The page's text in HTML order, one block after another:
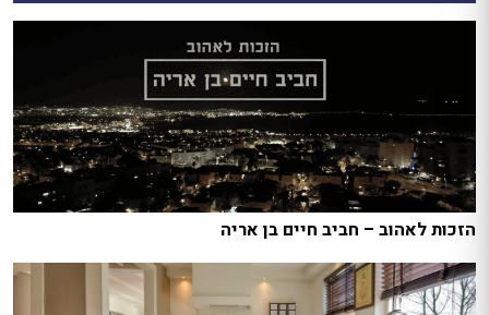
הזכות לאהוב – חביב חיים בן אריה